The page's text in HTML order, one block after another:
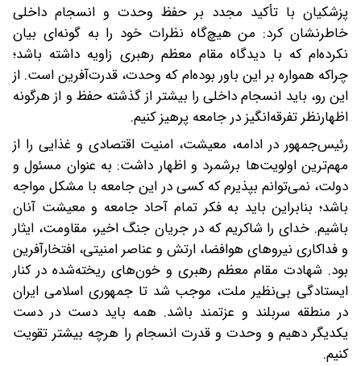
پزشکیان با تأکید مجدد بر حفظ وحدت و انسجام داخلی
خاطرنشان کرد: من هیچ‌گاه نظرات خود را به گونه‌ای بیان
نکرده‌ام که با دیدگاه مقام معظم رهبری زاویه داشته باشد؛
چراکه همواره بر این باور بوده‌ام که وحدت، قدرت‌آفرین است. از
این رو، باید انسجام داخلی را بیشتر از گذشته حفظ و از هرگونه
اظهارنظر تفرقه‌انگیز در جامعه پرهیز کنیم.
رئیس‌جمهور در ادامه، معیشت، امنیت اقتصادی و غذایی را از
مهم‌ترین اولویت‌ها برشمرد و اظهار داشت: به عنوان مسئول و
دولت، نمی‌توانم بپذیرم که کسی در این جامعه با مشکل مواجه
باشد؛ بنابراین باید به فکر تمام آحاد جامعه و معیشت آنان
باشیم. خدای را شاکریم که در جریان جنگ اخیر، مقاومت، ایثار
و فداکاری نیروهای هوافضا، ارتش و عناصر امنیتی، افتخارآفرین
بود. شهادت مقام معظم رهبری و خون‌های ریخته‌شده در کنار
ایستادگی بی‌نظیر ملت، موجب شد تا جمهوری اسلامی ایران
در منطقه سربلند و عزتمند باشد. همه باید دست در دست
یکدیگر دهیم و وحدت و قدرت انسجام را هرچه بیشتر تقویت
کنیم.